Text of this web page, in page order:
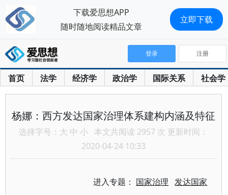
首页 法学 经济学 政治学 国际关系 社会学
登录 注册
杨娜：西方发达国家治理体系建构内涵及特征
选择字号： 大 中 小 本文共阅读 2957 次 更新时间：
2020-04-24 10:33
进入专题： 国家治理 发达国家
下载爱思想APP
随时随地阅读精品文章
立即下载